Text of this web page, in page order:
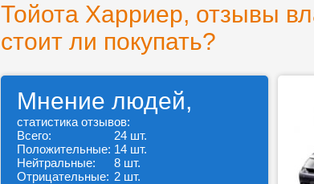
Тойота Харриер, отзывы
стоит ли покупать?
Мнение людей,
статистика отзывов:
Всего:
24 шт.
Положительные: 14 шт.
Нейтральные:
8 шт.
Отрицательные: 2 шт.